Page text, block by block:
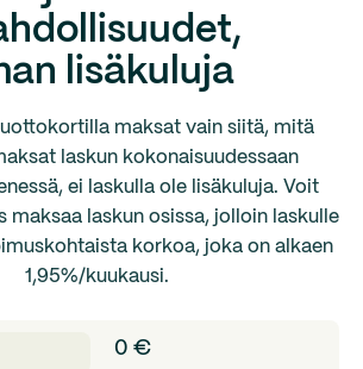
lisäkuluja
maksat vain siitä, mitä
laskun kokonaisuudessaan
ei laskulla ole lisäkuluja. Voit
maksaa laskun osissa, jolloin laskulle
korkoa, joka on alkaen
1,95%/kuukausi.
0 €